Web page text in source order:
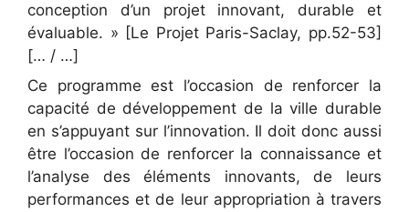
conception d’un projet innovant, durable et
évaluable. » [Le Projet Paris-Saclay, pp.52-53]
[… / …]
Ce programme est l’occasion de renforcer la
capacité de développement de la ville durable
en s’appuyant sur l’innovation. Il doit donc aussi
être l’occasion de renforcer la connaissance et
l’analyse des éléments innovants, de leurs
performances et de leur appropriation à travers